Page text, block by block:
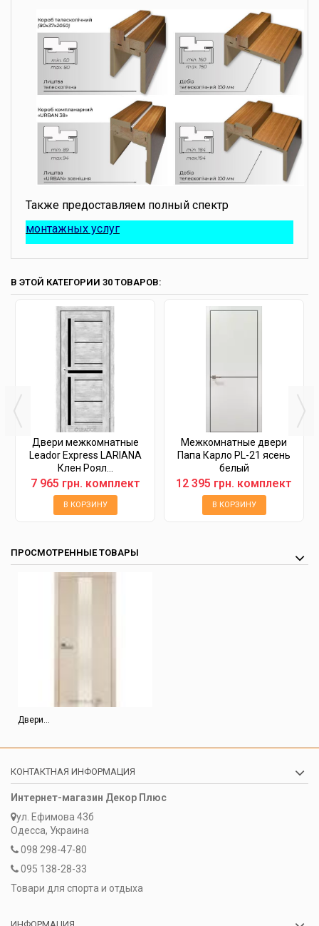
Также предоставляем полный спектр
монтажных услуг
В ЭТОЙ КАТЕГОРИИ 30 ТОВАРОВ:
Двери межкомнатные
Leador Express LARIANA
Клен Роял...
7 965 грн. комплект
В КОРЗИНУ
Межкомнатные двери
Папа Карло PL-21 ясень
белый
12 395 грн. комплект
В КОРЗИНУ
ПРОСМОТРЕННЫЕ ТОВАРЫ
Двери...
КОНТАКТНАЯ ИНФОРМАЦИЯ
Интернет-магазин Декор Плюс
ул. Ефимова 43б
Одесса, Украина
098 298-47-80
095 138-28-33
Товари для спорта и отдыха